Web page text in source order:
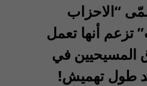
“الاحزاب
تزعم أنها تعمل
المسيحيين في
طول تهميش!